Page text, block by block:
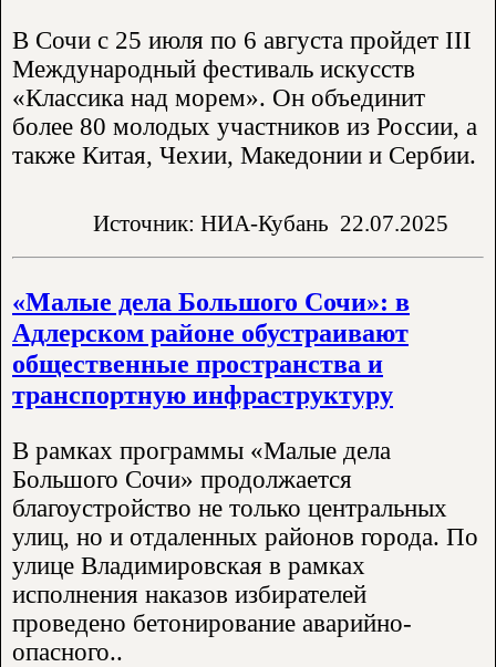
В Сочи с 25 июля по 6 августа пройдет III
Международный фестиваль искусств
«Классика над морем». Он объединит
более 80 молодых участников из России, а
также Китая, Чехии, Македонии и Сербии.
Источник: НИА-Кубань 22.07.2025
«Малые дела Большого Сочи»: в
Адлерском районе обустраивают
общественные пространства и
транспортную инфраструктуру
В рамках программы «Малые дела
Большого Сочи» продолжается
благоустройство не только центральных
улиц, но и отдаленных районов города. По
улице Владимировская в рамках
исполнения наказов избирателей
проведено бетонирование аварийно-
опасного..